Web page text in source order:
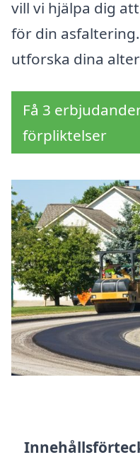
vill vi hjälpa dig
för din
utforska dina
Få 3
förpliktelser